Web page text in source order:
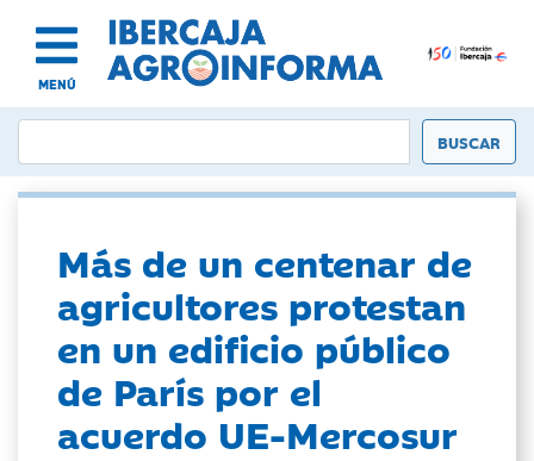
MENÚ
Más de un centenar de
agricultores protestan
en un edificio público
de París por el
acuerdo UE-Mercosur